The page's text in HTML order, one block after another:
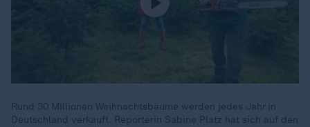
Rund 30 Millionen Weihnachtsbäume werden jedes Jahr in
Deutschland verkauft. Reporterin Sabine Platz hat sich auf den